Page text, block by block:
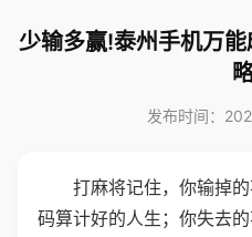
少输多赢!泰州手机万
发布时间：
打麻将记住，你输掉
码算计好的人生；你失去